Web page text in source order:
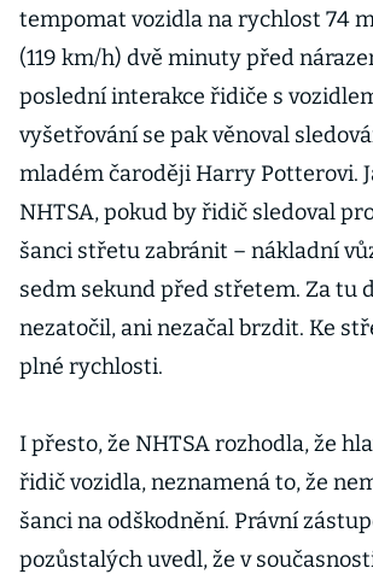
tempomat vozidla na rychlost 74
(119 km/h) dvě minuty před
poslední interakce řidiče s
vyšetřování se pak věnoval
mladém čaroději Harry Potterovi.
NHTSA, pokud by řidič sledoval
šanci střetu zabránit – nákladní
sedm sekund před střetem. Za tu
nezatočil, ani nezačal brzdit. Ke
plné rychlosti.
I přesto, že NHTSA rozhodla, že
řidič vozidla, neznamená to, že
šanci na odškodnění. Právní
pozůstalých uvedl, že v